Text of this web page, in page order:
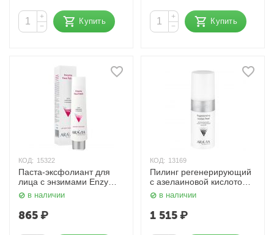
+
−
Купить
+
−
Купить
КОД: 15322
Паста-эксфолиант для
лица с энзимами Enzyme
Face Polish 100 мл. Aravia
в наличии
865₽
КОД: 13169
Пилинг регенерирующий
с азелаиновой кислотой
Regenerating Azelaic 150
мл. Aravia
в наличии
1 515₽